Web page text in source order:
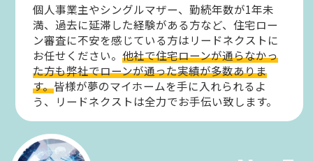
個人事業主やシングルマザー、勤続年数が1年未
満、過去に延滞した経験がある方など、住宅ロー
ン審査に不安を感じている方はリードネクストに
お任せください。他社で住宅ローンが通らなかっ
た方も弊社でローンが通った実績が多数ありま
す。皆様が夢のマイホームを手に入れられるよ
う、リードネクストは全力でお手伝い致します。